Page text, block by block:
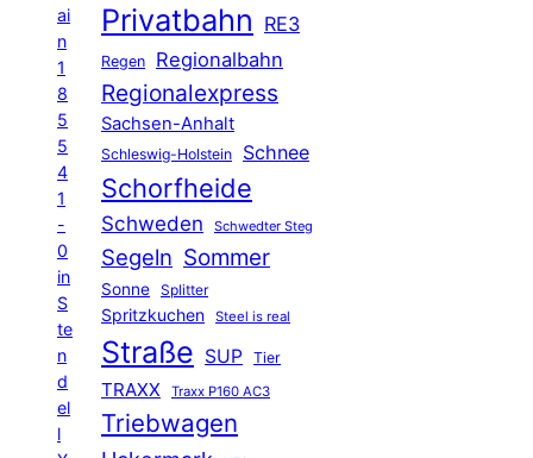
ai
n
1
8
5
5
4
1
-
0
in
S
te
n
d
el
l
Privatbahn RE3
Regen Regionalbahn
Regionalexpress
Sachsen-Anhalt
Schleswig-Holstein Schnee
Schorfheide
Schweden Schwedter Steg
Segeln Sommer
Sonne Splitter
Spritzkuchen Steel is real
Straße SUP Tier
TRAXX Traxx P160 AC3
Triebwagen